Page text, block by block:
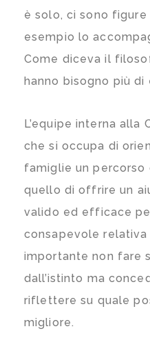
è solo, ci sono
esempio lo
Come diceva il
hanno bisogno più di
L’equipe interna alla
che si occupa di
famiglie un
quello di offrire un
valido ed efficace
consapevole
importante non fare
dall’istinto ma
riflettere su quale
migliore.